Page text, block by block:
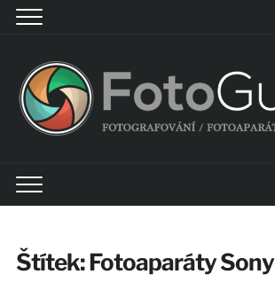
Štítek:Fotoaparáty Sony